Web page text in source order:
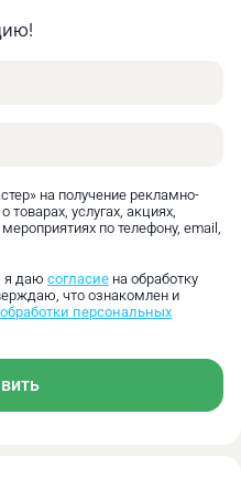
служат для поддержки
на столе машины.
на получение рекламно-
услугах, акциях,
по телефону, email,
я даю согласие на обработку
что ознакомлен и
персональных